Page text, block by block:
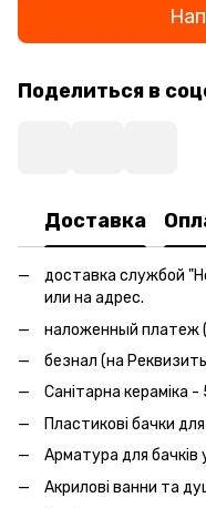
Поделиться в
Доставка
доставка службой
или на адрес.
наложенный платеж
безнал (на
Санітарна кераміка -
Пластикові бачки для
Арматура для бачків
Акрилові ванни та